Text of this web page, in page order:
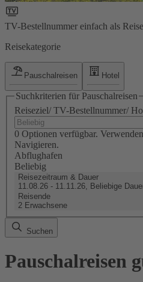
TV-Bestellnummer einfach als
Reisekategorie
Pauschalreisen Hotel
Suchkriterien für Pauschalreisen
Reiseziel/ TV-Bestellnummer/
0 Optionen verfügbar.
Navigieren.
Abflughafen
Beliebig
Reisezeitraum & Dauer
11.08.26 - 11.11.26, Beliebige
Reisende
2 Erwachsene
Suchen
Pauschalreisen